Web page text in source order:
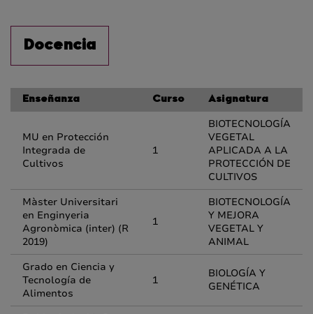
Docencia
Enseñanza Curso Asignatura
MU en Protección
Integrada de
Cultivos
1
BIOTECNOLOGÍA
VEGETAL
APLICADA A LA
PROTECCIÓN DE
CULTIVOS
Màster Universitari
en Enginyeria
Agronòmica (inter) (R
2019)
1
BIOTECNOLOGÍA
Y MEJORA
VEGETAL Y
ANIMAL
Grado en Ciencia y
Tecnología de
Alimentos
1
BIOLOGÍA Y
GENÉTICA